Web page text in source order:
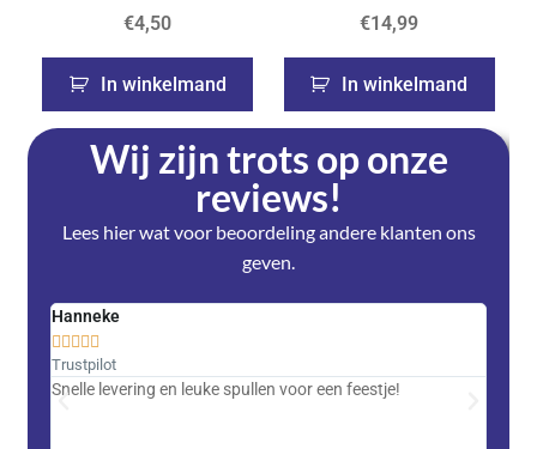
€4,50
In winkelmand
€14,99
In winkelmand
Wij zijn trots op onze
reviews!
Lees hier wat voor beoordeling andere klanten ons
geven.
Hanneke
    
Trustpilot
Snelle levering en leuke spullen voor een feestje!